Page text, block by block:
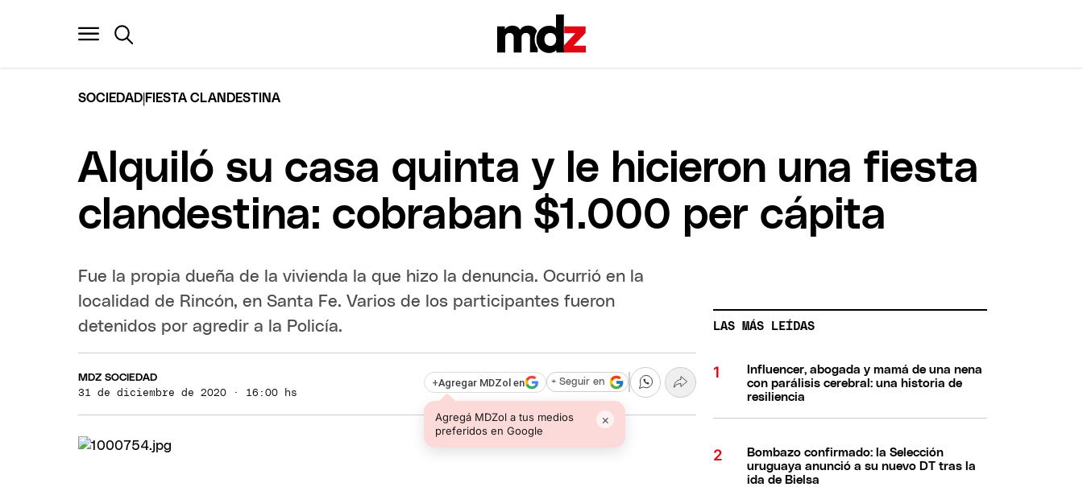
SOCIEDAD FIESTA CLANDESTINA
Alquiló su casa quinta y le hicieron una fiesta
clandestina: cobraban $1.000 per cápita
Fue la propia dueña de la vivienda la que hizo la denuncia. Ocurrió en la
localidad de Rincón, en Santa Fe. Varios de los participantes fueron
detenidos por agredir a la Policía.
MDZ SOCIEDAD
31 de diciembre de 2020 · 16:00 hs
+Agregar MDZol en
Agregá MDZol a tus medios
preferidos en Google
×
+ Seguir en
LAS MÁS LEÍDAS
Influencer, abogada y mamá de una nena
con parálisis cerebral: una historia de
resiliencia
Bombazo confirmado: la Selección
uruguaya anunció a su nuevo DT tras la
ida de Bielsa